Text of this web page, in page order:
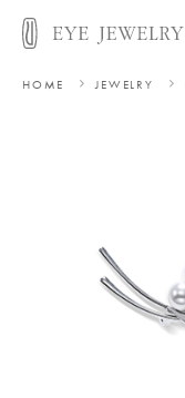
HOME JEWELRY